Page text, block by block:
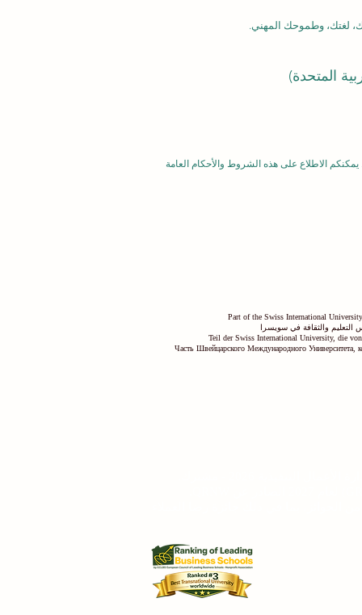
الاطلاع على هذه الشروط والأحكام العامة
Part of the Swiss International
والثقافة في سويسرا
Teil der Swiss International University, die
Часть Швейцарского Международного Университета,